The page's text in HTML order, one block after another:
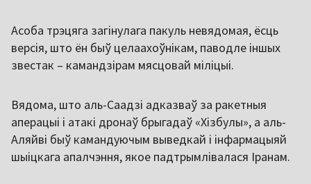
Асоба трэцяга загінулага пакуль невядомая, ёсць
версія, што ён быў целаахоўнікам, паводле іншых
звестак – камандзірам мясцовай міліцыі.
Вядома, што аль-Саадзі адказваў за ракетныя
аперацыі і атакі дронаў брыгадаў «Хізбулы», а аль-
Аляйві быў камандуючым выведкай і інфармацыяй
шыіцкага апалчэння, якое падтрымлівалася Іранам.